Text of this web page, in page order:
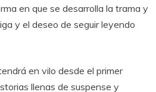
en que se desarrolla la trama y
y el deseo de seguir leyendo
en vilo desde el primer
llenas de suspense y